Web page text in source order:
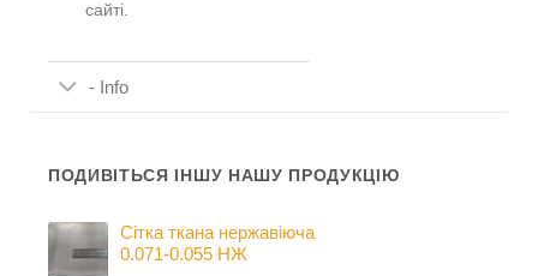
сайті.
- Info
ПОДИВІТЬСЯ ІНШУ НАШУ ПРОДУКЦІЮ
Сітка ткана нержавіюча
0.071-0.055 НЖ